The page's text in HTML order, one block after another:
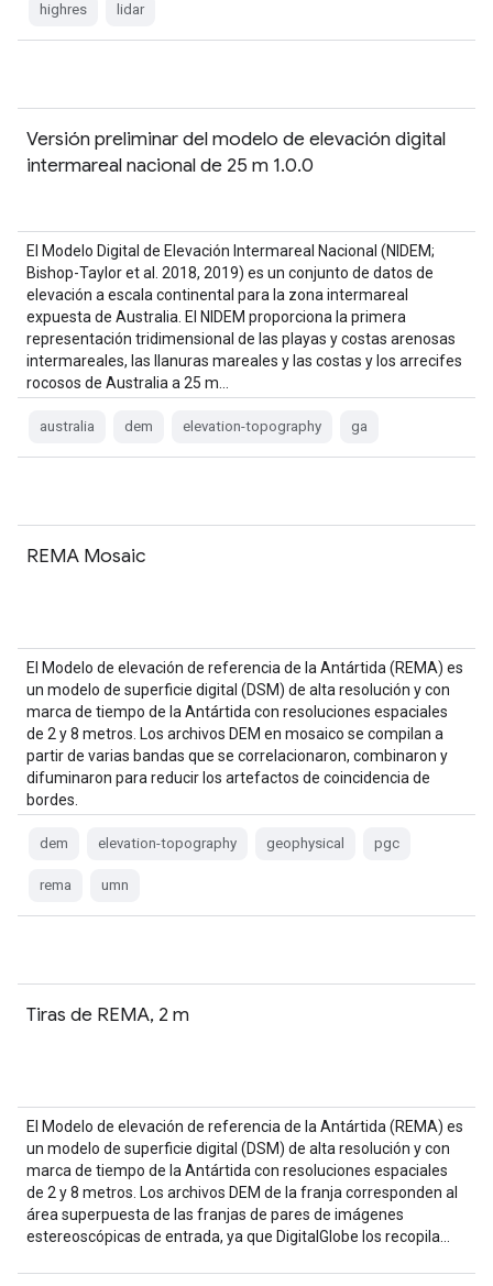
highres lidar
Versión preliminar del modelo de elevación digital
intermareal nacional de 25 m 1.0.0
El Modelo Digital de Elevación Intermareal Nacional (NIDEM;
Bishop-Taylor et al. 2018, 2019) es un conjunto de datos de
elevación a escala continental para la zona intermareal
expuesta de Australia. El NIDEM proporciona la primera
representación tridimensional de las playas y costas arenosas
intermareales, las llanuras mareales y las costas y los arrecifes
rocosos de Australia a 25 m…
australia dem elevation-topography ga
REMA Mosaic
El Modelo de elevación de referencia de la Antártida (REMA) es
un modelo de superficie digital (DSM) de alta resolución y con
marca de tiempo de la Antártida con resoluciones espaciales
de 2 y 8 metros. Los archivos DEM en mosaico se compilan a
partir de varias bandas que se correlacionaron, combinaron y
difuminaron para reducir los artefactos de coincidencia de
bordes.
dem elevation-topography geophysical pgc
rema umn
Tiras de REMA, 2 m
El Modelo de elevación de referencia de la Antártida (REMA) es
un modelo de superficie digital (DSM) de alta resolución y con
marca de tiempo de la Antártida con resoluciones espaciales
de 2 y 8 metros. Los archivos DEM de la franja corresponden al
área superpuesta de las franjas de pares de imágenes
estereoscópicas de entrada, ya que DigitalGlobe los recopila…